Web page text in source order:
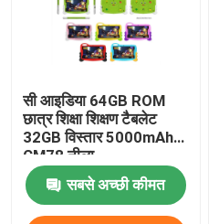
14 इंच टैबलेट पीसी
यूनिवर्सल टैबलेट केस
सी आइडिया 64GB ROM
छात्र शिक्षा शिक्षण टैबलेट
32GB विस्तार 5000mAh
CM78 नीला
सबसे अच्छी कीमत